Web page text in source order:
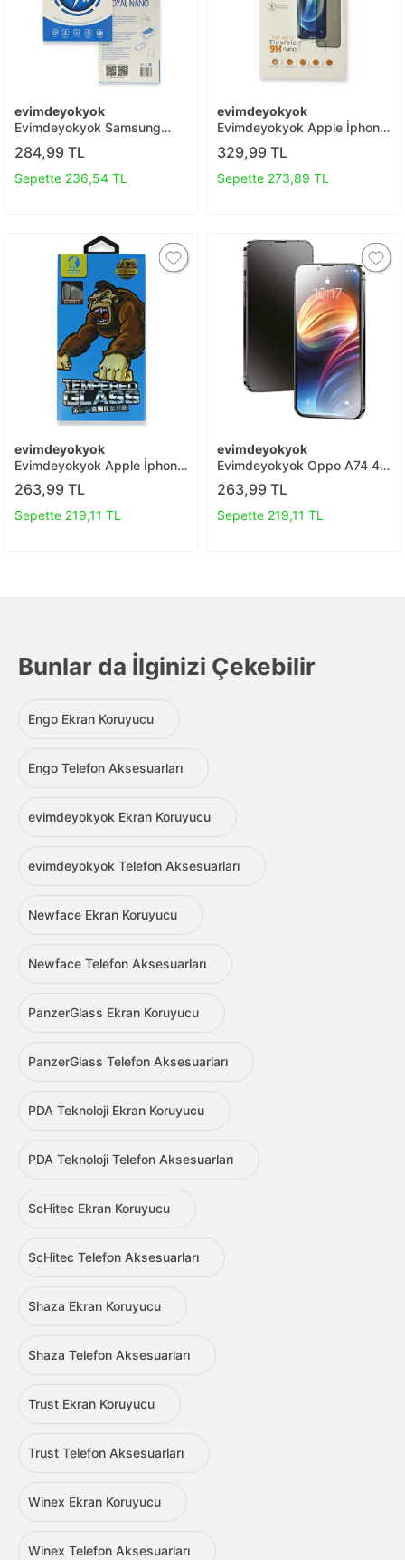
evimdeyokyok
Evimdeyokyok Samsung
Galaxy A51 Royal Nano
Ekran Koruyucu T20
284,99 TL
Sepette 236,54 TL
evimdeyokyok
Evimdeyokyok Apple İphone
12 Pro Max 6d Mat Seramik
Hayalet Nano Ekran
Koruyucu T20
329,99 TL
Sepette 273,89 TL
evimdeyokyok
Evimdeyokyok Apple İphone
14 Pro 18d Cam Ekran
Koruyucu T20
263,99 TL
Sepette 219,11 TL
evimdeyokyok
Evimdeyokyok Oppo A74 4g
3d Antistatik Mat Seramik
Nano Ekran Koruyucu T20
263,99 TL
Sepette 219,11 TL
Bunlar da İlginizi Çekebilir
Engo Ekran Koruyucu
Engo Telefon Aksesuarları
evimdeyokyok Ekran Koruyucu
evimdeyokyok Telefon Aksesuarları
Newface Ekran Koruyucu
Newface Telefon Aksesuarları
PanzerGlass Ekran Koruyucu
PanzerGlass Telefon Aksesuarları
PDA Teknoloji Ekran Koruyucu
PDA Teknoloji Telefon Aksesuarları
ScHitec Ekran Koruyucu
ScHitec Telefon Aksesuarları
Shaza Ekran Koruyucu
Shaza Telefon Aksesuarları
Trust Ekran Koruyucu
Trust Telefon Aksesuarları
Winex Ekran Koruyucu
Winex Telefon Aksesuarları